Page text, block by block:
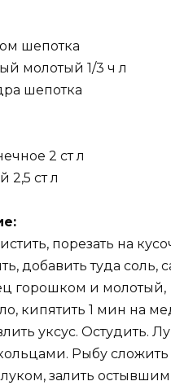
шепотка
молотый 1/3 ч л
шепотка
2 ст л
2,5 ст л
порезать на
добавить туда соль,
горошком и молотый,
кипятить 1 мин на
уксус. Остудить.
Рыбу
залить остывшим